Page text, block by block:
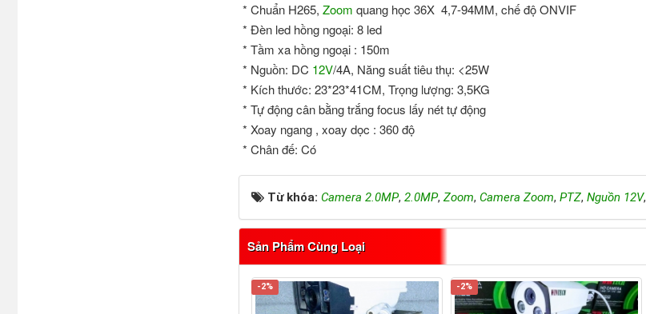
* Chuẩn H265,Zoom quang học 36X 4,7-94MM, chế độ ONVIF
* Đèn led hồng ngoại: 8 led
* Tầm xa hồng ngoại : 150m
* Nguồn: DC 12V/4A, Năng suất tiêu thụ: <25W
* Kích thước: 23*23*41CM, Trọng lượng: 3,5KG
* Tự động cân bằng trắng focus lấy nét tự động
* Xoay ngang , xoay dọc : 360 độ
* Chân đế: Có
Từ khóa: Camera 2.0MP,2.0MP,Zoom, Camera Zoom,PTZ,Nguồn 12V,
Sản Phẩm Cùng Loại
-2% -2%